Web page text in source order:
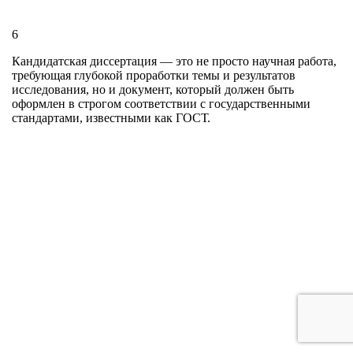
6
Кандидатская диссертация — это не просто научная работа,
требующая глубокой проработки темы и результатов
исследования, но и документ, который должен быть
оформлен в строгом соответствии с государственными
стандартами, известными как ГОСТ.